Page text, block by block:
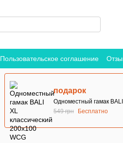
Пользовательское соглашение
подарок
Одноместный гамак
549 грн
Бесплатно